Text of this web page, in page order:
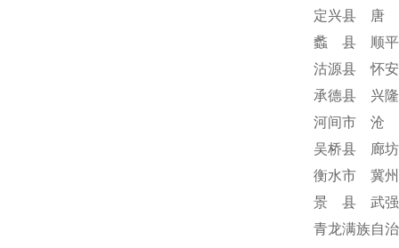
定兴县 唐
蠡 县 顺
沽源县 怀
承德县 兴
河间市 沧
吴桥县 廊
衡水市 冀
景 县 武强
青龙满族自